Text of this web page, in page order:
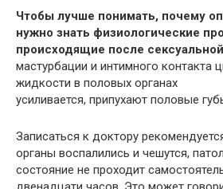
Чтобы лучше понимать, почему
нужно знать физиологические
происходящие после
мастурбации и интимного контакта
жидкости в половых органах
усиливается, припухают половые
Записаться к доктору
органы воспалились и чешутся,
состояние не проходит